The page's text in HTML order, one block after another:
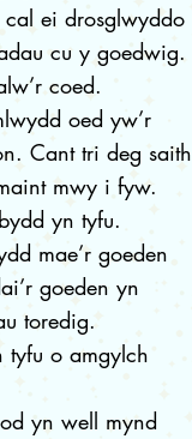
ei drosglwyddo
cu y goedwig.
coed.
oed yw’r
Cant tri deg saith
mwy i fyw.
yn tyfu.
mae’r goeden
goeden yn
toredig.
tyfu o amgylch
yn well mynd